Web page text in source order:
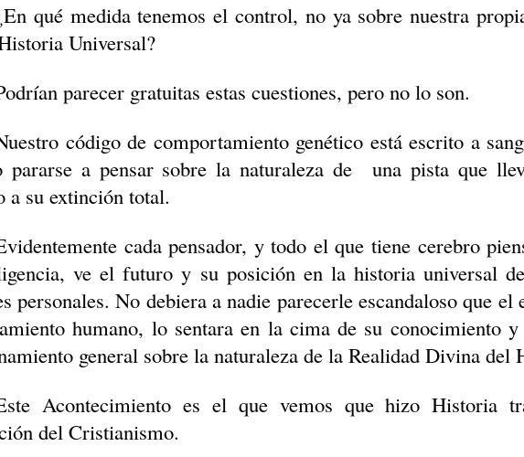
qué medida tenemos el control, no ya sobre nuestra
Universal?
parecer gratuitas estas cuestiones, pero no lo son.
código de comportamiento genético está escrito a
pararse a pensar sobre la naturaleza de
una pista que
a su extinción total.
cada pensador, y todo el que tiene cerebro
ve el futuro y su posición en la historia universal
personales. No debiera a nadie parecerle escandaloso que
humano, lo sentara en la cima de su conocimiento y
general sobre la naturaleza de la Realidad Divina del
Acontecimiento es el que vemos que hizo Historia
del Cristianismo.